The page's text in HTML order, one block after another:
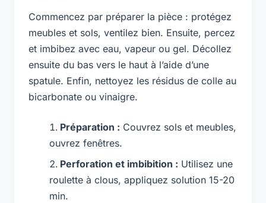
Commencez par préparer la pièce : protégez
meubles et sols, ventilez bien. Ensuite, percez
et imbibez avec eau, vapeur ou gel. Décollez
ensuite du bas vers le haut à l’aide d’une
spatule. Enfin, nettoyez les résidus de colle au
bicarbonate ou vinaigre.
Préparation : Couvrez sols et meubles,
ouvrez fenêtres.
Perforation et imbibition : Utilisez une
roulette à clous, appliquez solution 15-20
min.